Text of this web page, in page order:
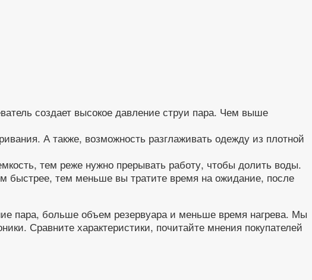
создает высокое давление струи пара. Чем выше
А также, возможность разглаживать одежду из плотной
тем реже нужно прерывать работу, чтобы долить воды.
быстрее, тем меньше вы тратите время на ожидание, после
пара, больше объем резервуара и меньше время нагрева. Мы
Сравните характеристики, почитайте мнения покупателей